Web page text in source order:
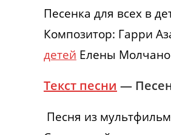
Песенка для всех в
Композитор: Гарри
детей Елены
Текст песни —
Песня из